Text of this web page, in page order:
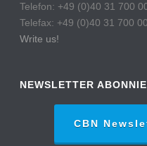
Telefon: +49 (0)40 31 700
Telefax: +49 (0)40 31 700
Write us!
NEWSLETTER
CBN